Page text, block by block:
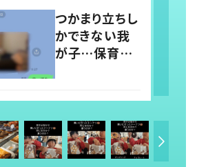
稿すると…多く
の意見が寄せ
られる！
つかまり立ちし
かできない我
が子…保育園
前では頑なに
立たない1歳児
が可愛すぎ
る…！